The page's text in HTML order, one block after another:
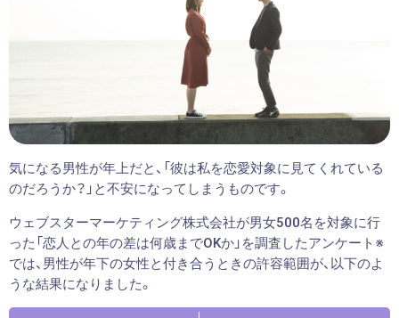
気になる男性が年上だと、「彼は私を恋愛対象に見てくれている
のだろうか？」と不安になってしまうものです。
ウェブスターマーケティング株式会社が男女500名を対象に行
った「恋人との年の差は何歳までOKか」を調査したアンケート※
では、男性が年下の女性と付き合うときの許容範囲が、以下のよ
うな結果になりました。